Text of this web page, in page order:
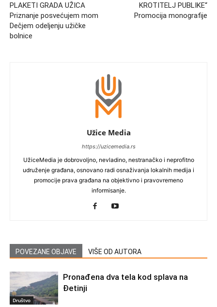
PLAKETI GRADA UŽICA
Priznanje posvećujem mom
Dečjem odeljenju užičke
bolnice
KROTITELJ PUBLIKE“
Promocija monografije
Užice Media
https://uzicemedia.rs
UžiceMedia je dobrovoljno, nevladino, nestranačko i neprofitno
udruženje građana, osnovano radi osnaživanja lokalnih medija i
promocije prava građana na objektivno i pravovremeno
informisanje.
POVEZANE OBJAVE VIŠE OD AUTORA
Društvo
Pronađena dva tela kod splava na
Đetinji